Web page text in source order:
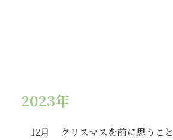
2023年
12月
クリスマスを前に思うこと